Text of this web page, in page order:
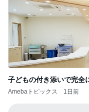
子どもの付き添いで完全
Amebaトピックス 1日前